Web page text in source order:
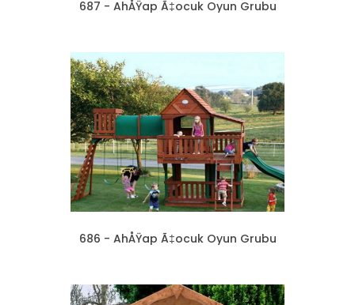
687 - AhÅŸap Ã‡ocuk Oyun Grubu
686 - AhÅŸap Ã‡ocuk Oyun Grubu